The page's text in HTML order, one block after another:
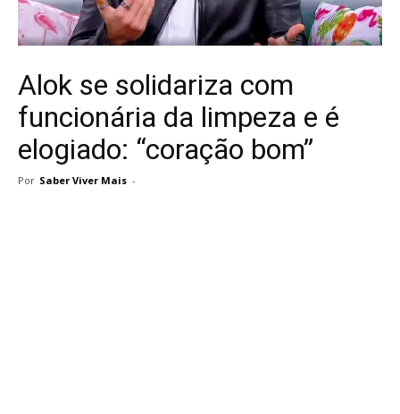
Alok se solidariza com
funcionária da limpeza e é
elogiado: “coração bom”
Por Saber Viver Mais -